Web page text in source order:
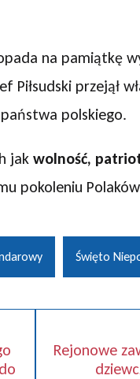
na pamiątkę
Piłsudski przejął
polskiego.
jak wolność,
pokoleniu
Święto
Rejonowe